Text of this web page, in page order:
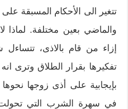
تتغير الى الأحكام المسبقة على
والماضي بعين مختلفة. لماذا
إزاء من قام بالاذى، تتساءل
تفكيرها بقرار الطلاق وترى انه
بإيجابية على أذى زوجها
في سهرة الشرب التي